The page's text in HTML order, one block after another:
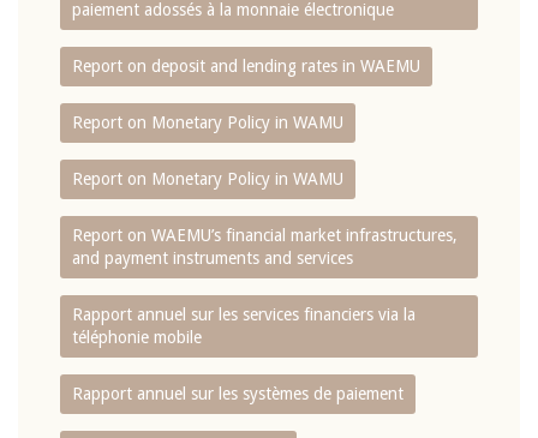
paiement adossés à la monnaie électronique
Report on deposit and lending rates in WAEMU
Report on Monetary Policy in WAMU
Report on Monetary Policy in WAMU
Report on WAEMU’s financial market infrastructures,
and payment instruments and services
Rapport annuel sur les services financiers via la
téléphonie mobile
Rapport annuel sur les systèmes de paiement